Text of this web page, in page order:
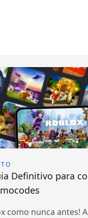
Definitivo para
como nunca antes!